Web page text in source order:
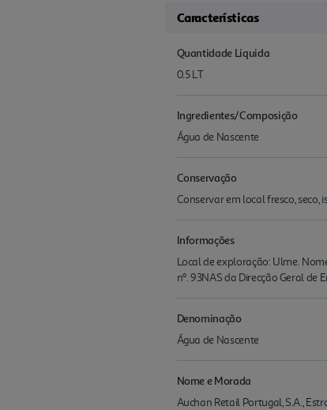
Características
Quantidade Liquida
0.5 LT
Ingredientes/Composição
Água de Nascente
Conservação
Conservar em local fresco,
Informações
Local de exploração: Ulme.
nº. 93NAS da Direcção Geral de
Denominação
Água de Nascente
Nome e Morada
Auchan Retail Portugal, S.A.,